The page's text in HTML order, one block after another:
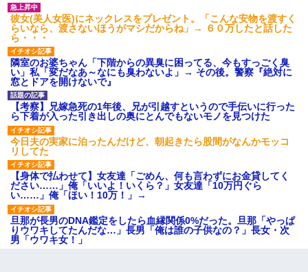
彼女(美人女医)にネックレスをプレゼント。「こんな安物を渡すく
らいなら、渡さないほうがマシだからね」→ ６０万したと話した
ら・・・
隣室のお婆ちゃん「下階からの異臭に困ってる、今もすっごく臭
い」私「変だなあ～なにも臭わないよ」→ その後。警察『絶対に
窓とドアを開けないで』
【考察】兄嫁急死の1年後、兄が引越すというので手伝いに行った
ら下着が入った引き出しの奥にとんでもないモノを見つけた
今日夫の実家に泊ったんだけど、朝起きたら股間がなんかモッコ
リしてた
【身体で払わせて】女友達「ごめん、何も言わずにお金貸してく
ださい……」俺「いいよ！いくら？」女友達「10万円ぐら
い……」俺「ほい！10万！」→
旦那が長男のDNA鑑定をしたら血縁関係0%だった。旦那「やっぱ
りウワキしてたんだな…」長男「俺は誰の子供なの？」長女・次
男「ウワキ女！」